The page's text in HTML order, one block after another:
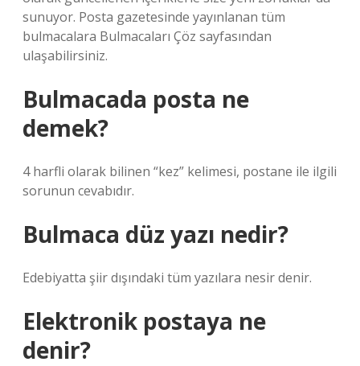
sunuyor. Posta gazetesinde yayınlanan tüm
bulmacalara Bulmacaları Çöz sayfasından
ulaşabilirsiniz.
Bulmacada posta ne
demek?
4 harfli olarak bilinen “kez” kelimesi, postane ile ilgili
sorunun cevabıdır.
Bulmaca düz yazı nedir?
Edebiyatta şiir dışındaki tüm yazılara nesir denir.
Elektronik postaya ne
denir?